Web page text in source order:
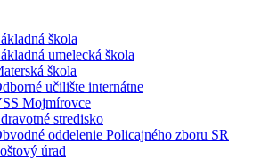
škola
umelecká škola
škola
učilište internátne
Mojmírovce
stredisko
oddelenie Policajného zboru SR
úrad